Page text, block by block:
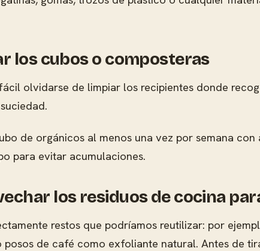
los cubos o composteras
olvidarse de limpiar los recipientes donde
de orgánicos al menos una vez por semana
para evitar acumulaciones.
los residuos de cocina
restos que podríamos reutilizar: por
de café como exfoliante natural. Antes de